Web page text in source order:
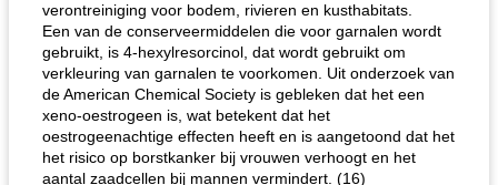
verontreiniging voor bodem, rivieren en kusthabitats.
Een van de conserveermiddelen die voor garnalen wordt
gebruikt, is 4-hexylresorcinol, dat wordt gebruikt om
verkleuring van garnalen te voorkomen. Uit onderzoek van
de American Chemical Society is gebleken dat het een
xeno-oestrogeen is, wat betekent dat het
oestrogeenachtige effecten heeft en is aangetoond dat het
het risico op borstkanker bij vrouwen verhoogt en het
aantal zaadcellen bij mannen vermindert. (16)